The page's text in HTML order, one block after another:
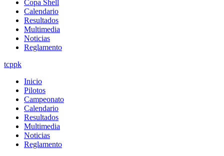
Copa Shell
Calendario
Resultados
Multimedia
Noticias
Reglamento
tcppk
Inicio
Pilotos
Campeonato
Calendario
Resultados
Multimedia
Noticias
Reglamento